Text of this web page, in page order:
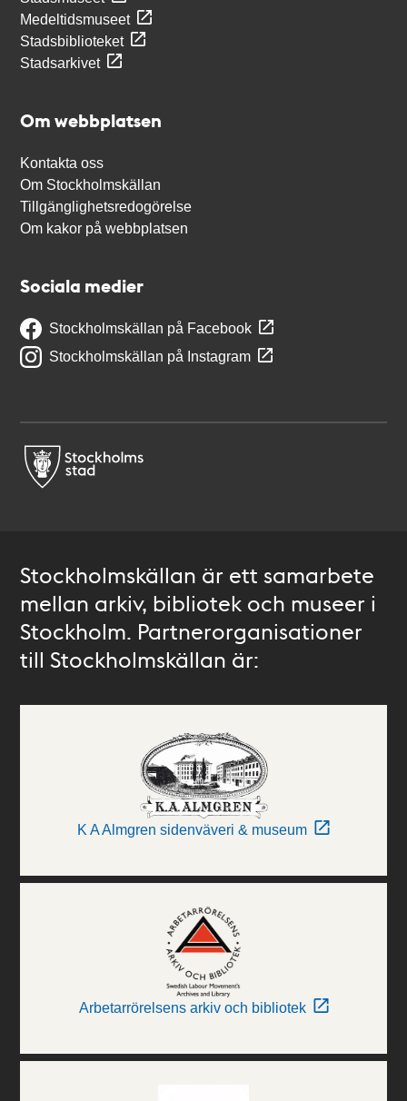
Medeltidsmuseet
Stadsbiblioteket
Stadsarkivet
Om webbplatsen
Kontakta oss
Om Stockholmskällan
Tillgänglighetsredogörelse
Om kakor på webbplatsen
Sociala medier
Stockholmskällan på Facebook
Stockholmskällan på Instagram
Stockholmskällan är ett samarbete
mellan arkiv, bibliotek och museer i
Stockholm. Partnerorganisationer
till Stockholmskällan är:
K A Almgren sidenväveri & museum
Arbetarrörelsens arkiv och bibliotek